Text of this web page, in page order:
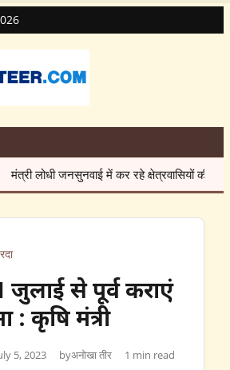
जनसुनवाई में कर रहे क्षेत्रवासियों की समस्याओं का
जुलाई से पूर्व कराएं
: कृषि मंत्री
5, 2023 byअनोखा तीर 1 min read